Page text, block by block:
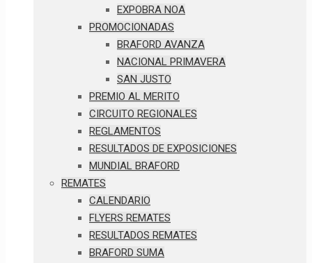
EXPOBRA NOA
PROMOCIONADAS
BRAFORD AVANZA
NACIONAL PRIMAVERA
SAN JUSTO
PREMIO AL MERITO
CIRCUITO REGIONALES
REGLAMENTOS
RESULTADOS DE EXPOSICIONES
MUNDIAL BRAFORD
REMATES
CALENDARIO
FLYERS REMATES
RESULTADOS REMATES
BRAFORD SUMA